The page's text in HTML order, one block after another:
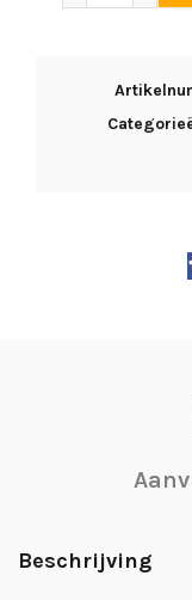
Beschrijving